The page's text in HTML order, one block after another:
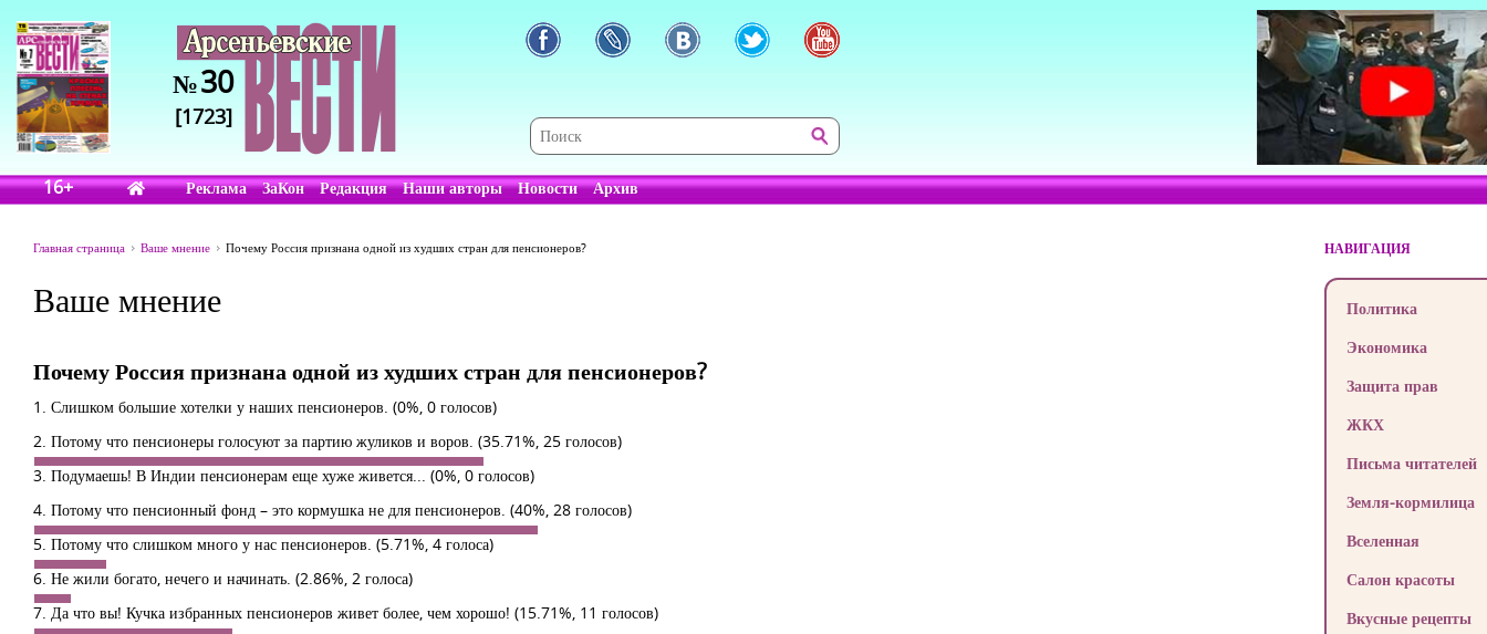
№30
[1723]
16+ Реклама ЗаКон Редакция Наши авторы Новости Архив
Главная страница Ваше мнение Почему Россия признана одной из худших стран для пенсионеров?
Ваше мнение
Почему Россия признана одной из худших стран для пенсионеров?
1. Слишком большие хотелки у наших пенсионеров. (0%, 0 голосов)
2. Потому что пенсионеры голосуют за партию жуликов и воров. (35.71%, 25 голосов)
3. Подумаешь! В Индии пенсионерам еще хуже живется... (0%, 0 голосов)
4. Потому что пенсионный фонд – это кормушка не для пенсионеров. (40%, 28 голосов)
5. Потому что слишком много у нас пенсионеров. (5.71%, 4 голоса)
6. Не жили богато, нечего и начинать. (2.86%, 2 голоса)
7. Да что вы! Кучка избранных пенсионеров живет более, чем хорошо! (15.71%, 11 голосов)
НАВИГАЦИЯ
Политика
Экономика
Защита прав
ЖКХ
Письма читателей
Земля-кормилица
Вселенная
Салон красоты
Вкусные рецепты